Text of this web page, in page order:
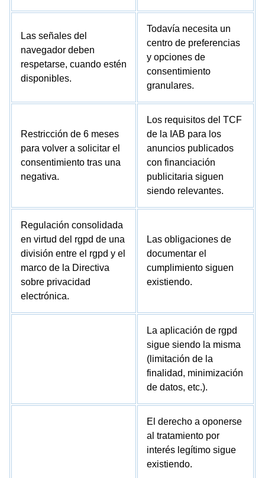
Las señales del
navegador deben
respetarse, cuando estén
disponibles.
Todavía necesita un
centro de preferencias
y opciones de
consentimiento
granulares.
Restricción de 6 meses
para volver a solicitar el
consentimiento tras una
negativa.
Los requisitos del TCF
de la IAB para los
anuncios publicados
con financiación
publicitaria siguen
siendo relevantes.
Regulación consolidada
en virtud del rgpd de una
división entre el rgpd y el
marco de la Directiva
sobre privacidad
electrónica.
Las obligaciones de
documentar el
cumplimiento siguen
existiendo.
La aplicación de rgpd
sigue siendo la misma
(limitación de la
finalidad, minimización
de datos, etc.).
El derecho a oponerse
al tratamiento por
interés legítimo sigue
existiendo.